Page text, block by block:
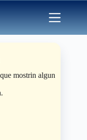
mostrin algun